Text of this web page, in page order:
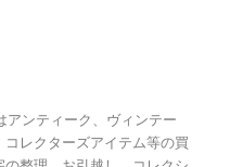
アンティーク、ヴィンテー
レクターズアイテム等の買